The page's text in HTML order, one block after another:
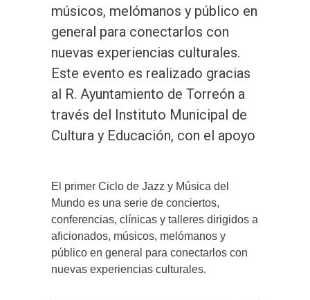
músicos, melómanos y público en
general para conectarlos con
nuevas experiencias culturales.
Este evento es realizado gracias
al R. Ayuntamiento de Torreón a
través del Instituto Municipal de
Cultura y Educación, con el apoyo
El primer Ciclo de Jazz y Música del
Mundo es una serie de conciertos,
conferencias, clínicas y talleres dirigidos a
aficionados, músicos, melómanos y
público en general para conectarlos con
nuevas experiencias culturales.